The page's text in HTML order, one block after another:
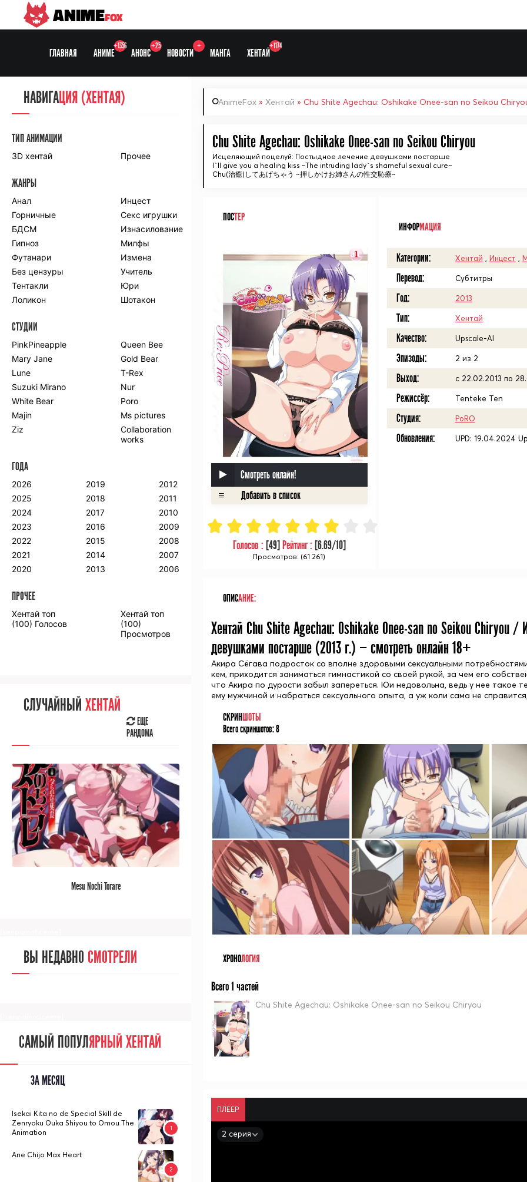
Выберите одну категорию
ANIMEFOX
ГЛАВНАЯ АНИМЕ
+1356
АНОНС
+25
НОВОСТИ
+
МАНГА ХЕНТАЙ
+1174
AnimeFox » Хентай » Chu Shite Agechau: Oshikake Onee-san no Seikou
Chu Shite Agechau: Oshikake Onee-san no Seikou Chiryou
Исцеляющий поцелуй: Постыдное лечение девушками постарше
I`ll give you a healing kiss ~The intruding lady`s shameful sexual cure~
Chu(治癒)してあげちゃう ~押しかけお姉さんの性交恥療~
ПОСТЕР
Смотреть онлайн!
Голосов : [49] Рейтинг : [6.69/10]
Просмотров: (61 261)
ИНФОРМАЦИЯ
Категории: Хентай Инцест
Перевод: Субтитры
Год: 2013
Тип: Хентай
Качество: Upscale-AI
Эпизоды: 2 из 2
Выход: с 22.02.2013 по
Режиссёр: Tenteke Ten
Студия: PoRO
Обновления: UPD: 19.04.2024
ОПИСАНИЕ:
Хентай Chu Shite Agechau: Oshikake Onee-san no Seikou Chiryou
девушками постарше (2013 г.) — смотреть онлайн 18+
Акира Сёгава подросток со вполне здоровыми сексуальными
кем, приходится заниматься гимнастикой со своей рукой, за чем его
что Акира по дурости забыл запереться. Юи недовольна, ведь у нее такое
ему мужчиной и набраться сексуального опыта, а уж коли сама не
СКРИНШОТЫ
Всего скриншотов:8
ХРОНОЛОГИЯ
Всего 1 частей
Chu Shite Agechau: Oshikake Onee-san no Seikou Chiryou
ПЛЕЕР
2 серия
НАВИГАЦИЯ
СЕЗОНЫ
Anidub
Animedia
Kansai studio
Onibaku
Shiza project
ПО ЖАНРАМ
Комедия
Приключения
Романтика
Школа
Этти
Боевые
искусства
Гарем
Драма
Игры
Исторический
Магия
Фантастика
Фэнтези
Мистика
Попаданцы в
другой мир
Хентай
ПО ГОДУ
2023
2022
2021
2020
2019
2018
2017
2016
2013
2012
2011
2010
2009
2008
2005
2004
2003
2002
2001
2000
ПРОЧЕЕ
Аниме фильмы Аниме OVA
СЛУЧАЙНОЕ АНИМЕ
РАНДОМА
ВЫ НЕДАВНОСМОТРЕЛИ
[/senpainoticeme]
САМЫЙ ПОПУЛЯРНЫЙ АНИМЕ
НАВИГАЦИЯ (ХЕНТАЯ)
ТИП АНИМАЦИИ
3D хентай Прочее
ЖАНРЫ
Анал
Инцест
Горничные
Секс игрушки
БДСМ
Изнасилование
Гипноз
Милфы
Футанари
Измена
Без цензуры
Учитель
Тентакли
Юри
Лоликон
Шотакон
СТУДИИ
PinkPineapple
Queen Bee
Mary Jane
Gold Bear
Lune
T-Rex
Suzuki Mirano
Nur
White Bear
Poro
Majin
Ms pictures
Ziz
Collaboration
works
ГОДА
2026
2025
2024
2023
2022
2021
2020
2019
2018
2017
2016
2015
2014
2013
2012
2011
2010
2009
2008
2007
2006
ПРОЧЕЕ
Хентай топ
(100) Голосов
Хентай топ
(100)
Просмотров
СЛУЧАЙНЫЙ ХЕНТАЙ
ЕЩЕ
РАНДОМА
Mesu Nochi Torare
ВЫ НЕДАВНО СМОТРЕЛИ
САМЫЙ ПОПУЛЯРНЫЙ ХЕНТАЙ
ЗА МЕСЯЦ
Isekai Kita no de Special Skill de
Zenryoku Ouka Shiyou to Omou The
Animation
Ane Chijo Max Heart